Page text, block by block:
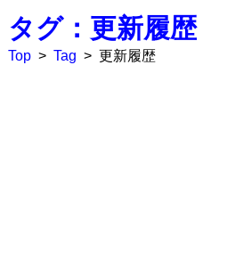
タグ：更新履歴
Top > Tag > 更新履歴